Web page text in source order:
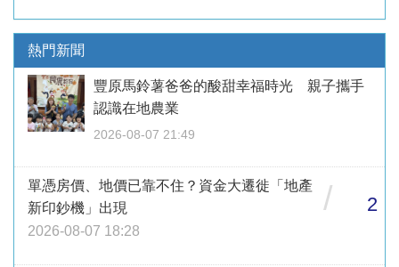
熱門新聞
豐原馬鈴薯爸爸的酸甜幸福時光 親子攜手
認識在地農業
2026-08-07 21:49
單憑房價、地價已靠不住？資金大遷徙「地產
新印鈔機」出現
2026-08-07 18:28
/ 2